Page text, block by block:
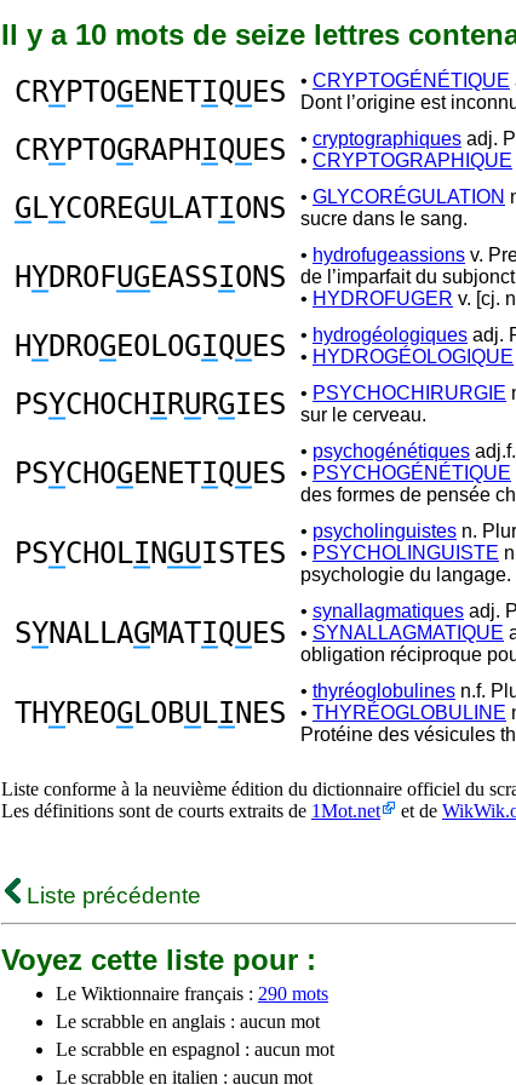
Il y a 10 mots de seize lettres
CRYPTOGENETIQUES • CRYPTOGÉNÉTIQUE
Dont l’origine est
CRYPTOGRAPHIQUES • cryptographiques adj.
• CRYPTOGRAPHIQUE
G LYCOREGU LATIONS • GLYCORÉGULATION
sucre dans le sang.
HYDROFUGEASSIONS
• hydrofugeassions v.
de l’imparfait du
• HYDROFUGER v. [cj.
HYDROGEOLOGIQUES • hydrogéologiques adj.
• HYDROGÉOLOGIQUE
PSYCHOCHI RURGIES • PSYCHOCHIRURGIE
sur le cerveau.
PSYCHOGENETIQUES
• psychogénétiques
• PSYCHOGÉNÉTIQUE
des formes de pensée
PSYCHOLI NGUISTES
• psycholinguistes n.
• PSYCHOLINGUISTE
psychologie du langage.
SYNALLAGMATIQUES
• synallagmatiques adj.
• SYNALLAGMATIQUE
obligation réciproque
THYREOG LOBU LI NES
• thyréoglobulines n.f.
• THYRÉOGLOBULINE
Protéine des vésicules
Liste conforme à la neuvième édition du dictionnaire officiel du
Les définitions sont de courts extraits de 1Mot.net et de
Liste précédente
Voyez cette liste pour :
Le Wiktionnaire français : 290 mots
Le scrabble en anglais : aucun mot
Le scrabble en espagnol : aucun mot
Le scrabble en italien : aucun mot